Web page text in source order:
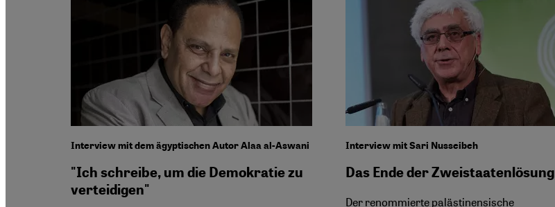
Interview mit dem ägyptischen Autor Alaa al-Aswani
"Ich schreibe, um die Demokratie zu
verteidigen"
Interview mit Sari Nusseibeh
Das Ende der Zweistaatenlösung
Der renommierte palästinensische